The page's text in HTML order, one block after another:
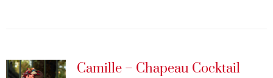
Camille – Chapeau Cocktail